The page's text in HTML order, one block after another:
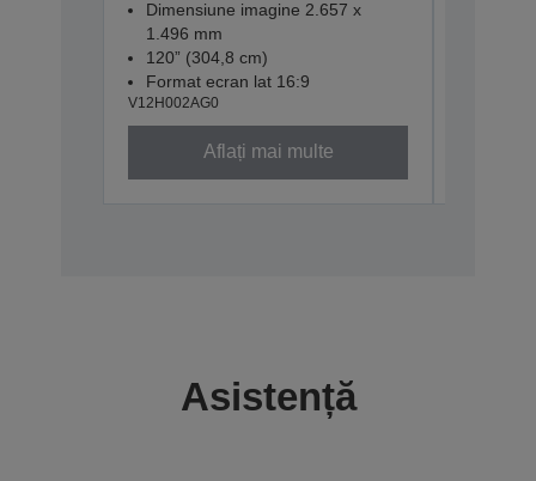
Dimensiune imagine 2.657 x
1.496 mm
120” (304,8 cm)
Format ecran lat 16:9
V12H002AG0
Aflați mai multe
Asistență